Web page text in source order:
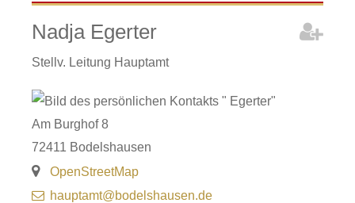
Nadja Egerter
Stellv. Leitung Hauptamt
Am Burghof 8
72411 Bodelshausen
OpenStreetMap
hauptamt@bodelshausen.de